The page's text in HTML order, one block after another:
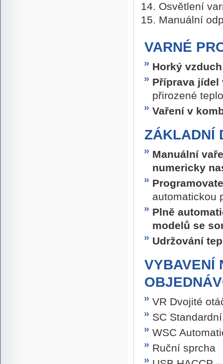
Osvětlení
Manuální
VARNÉ
Horký
Příprava jídel
přirozené
Vaření v
ZÁKLADNÍ
Manuální
numericky
automatickou
Plně
modelů se
Udržování
VYBAVENÍ
VR Dvojité
SC
WSC
Ruční sprcha